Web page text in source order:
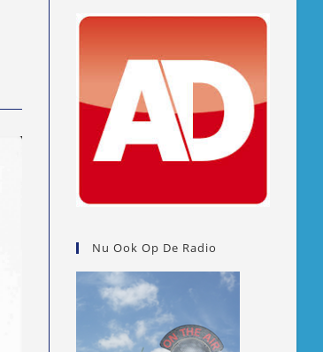
Nu Ook Op De Radio